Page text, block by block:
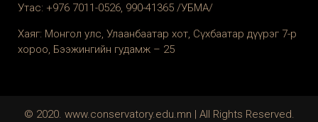
Утас: +976 7011-0526, 990-41365 /УБМА/
Хаяг: Монгол улс, Улаанбаатар хот, Сүхбаатар дүүрэг 7-р
хороо, Бээжингийн гудамж – 25
© 2020. www.conservatory.edu.mn | All Rights Reserved.